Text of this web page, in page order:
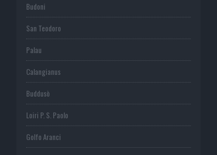
Budoni
San Teodoro
Palau
Calangianus
Buddusò
Loiri P. S. Paolo
Golfo Aranci